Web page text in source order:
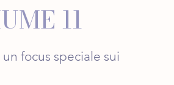
11
focus speciale sui